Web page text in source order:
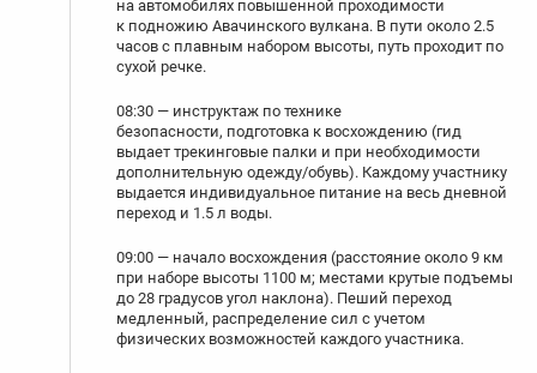
на автомобилях повышенной проходимости
к подножию Авачинского вулкана. В пути около 2.5
часов с плавным набором высоты, путь проходит по
сухой речке.
08:30 — инструктаж по технике
безопасности, подготовка к восхождению (гид
выдает трекинговые палки и при необходимости
дополнительную одежду/обувь). Каждому участнику
выдается индивидуальное питание на весь дневной
переход и 1.5 л воды.
09:00 — начало восхождения (расстояние около 9 км
при наборе высоты 1100 м; местами крутые подъемы
до 28 градусов угол наклона). Пеший переход
медленный, распределение сил с учетом
физических возможностей каждого участника.